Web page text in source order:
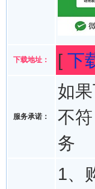
下载地址： [ 下
服务承诺：
如
不
务
1、